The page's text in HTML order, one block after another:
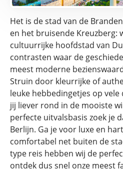
Het is de stad van de
en het bruisende Kreuzberg:
cultuurrijke hoofdstad van
contrasten waar de
meest moderne
Struin door kleurrijke of
leuke hebbedingetjes op
jij liever rond in de mooiste
perfecte uitvalsbasis zoek je
Berlijn. Ga je voor luxe en
comfortabel net buiten de
type reis hebben wij de
ontdek dus snel onze meest